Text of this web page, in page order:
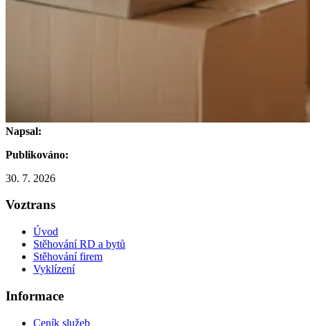
Napsal:
Publikováno:
30. 7. 2026
Voztrans
Úvod
Stěhování RD a bytů
Stěhování firem
Vyklízení
Informace
Ceník služeb